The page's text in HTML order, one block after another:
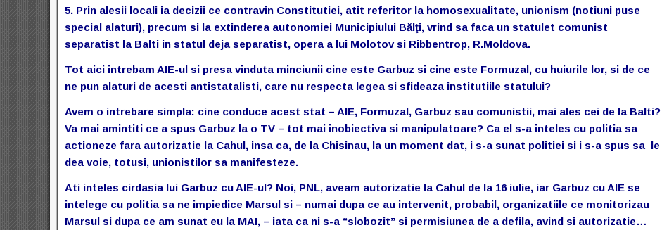
5. Prin alesii locali ia decizii ce contravin Constitutiei, atit referitor la homosexualitate, unionism (notiuni puse
special alaturi), precum si la extinderea autonomiei Municipiului Bălţi, vrind sa faca un statulet comunist
separatist la Balti in statul deja separatist, opera a lui Molotov si Ribbentrop, R.Moldova.
Tot aici intrebam AIE-ul si presa vinduta minciunii cine este Garbuz si cine este Formuzal, cu huiurile lor, si de ce
ne pun alaturi de acesti antistatalisti, care nu respecta legea si sfideaza institutiile statului?
Avem o intrebare simpla: cine conduce acest stat – AIE, Formuzal, Garbuz sau comunistii, mai ales cei de la Balti?
Va mai amintiti ce a spus Garbuz la o TV – tot mai inobiectiva si manipulatoare? Ca el s-a inteles cu politia sa
actioneze fara autorizatie la Cahul, insa ca, de la Chisinau, la un moment dat, i s-a sunat politiei si i s-a spus sa le
dea voie, totusi, unionistilor sa manifesteze.
Ati inteles cirdasia lui Garbuz cu AIE-ul? Noi, PNL, aveam autorizatie la Cahul de la 16 iulie, iar Garbuz cu AIE se
intelege cu politia sa ne impiedice Marsul si – numai dupa ce au intervenit, probabil, organizatiile ce monitorizau
Marsul si dupa ce am sunat eu la MAI, – iata ca ni s-a “slobozit” si permisiunea de a defila, avind si autorizatie…